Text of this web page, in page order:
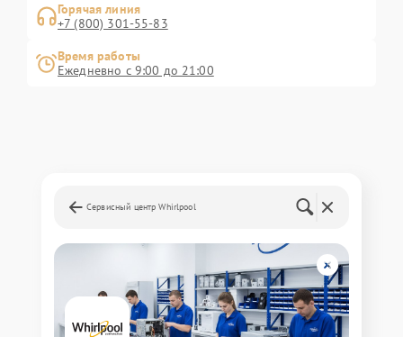
Горячая линия
+7 (800) 301-55-83
Время работы
Ежедневно с 9:00 до 21:00
Сервисный центр Whirlpool